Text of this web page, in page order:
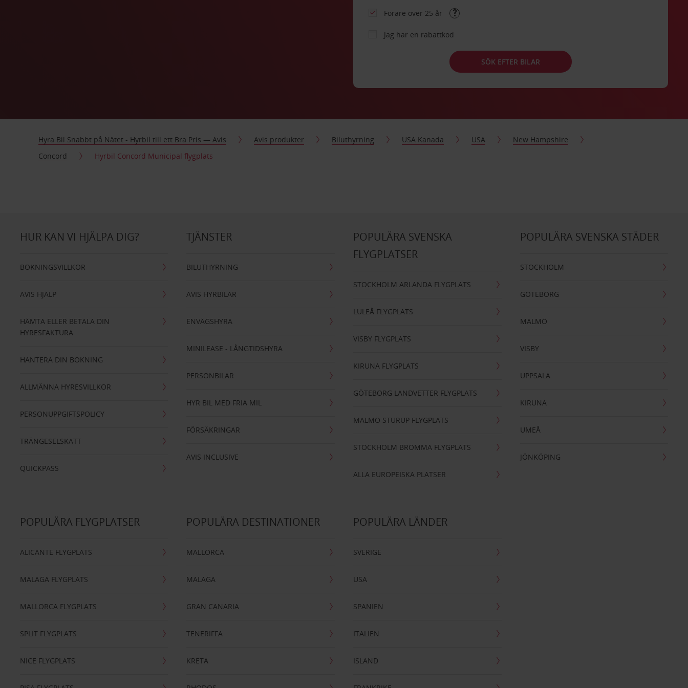
Förare över 25 år
Jag har en rabattkod
SÖK EFTER BILAR
Hyra Bil Snabbt på Nätet - Hyrbil till ett Bra Pris — Avis Avis produkter Biluthyrning USA Kanada USA
New Hampshire
Concord
Hyrbil Concord Municipal flygplats
HUR KAN VI HJÄLPA DIG?
BOKNINGSVILLKOR
AVIS HJÄLP
HÄMTA ELLER BETALA DIN
HYRESFAKTURA
HANTERA DIN BOKNING
ALLMÄNNA HYRESVILLKOR
PERSONUPPGIFTSPOLICY
TRÄNGESELSKATT
QUICKPASS
TJÄNSTER
BILUTHYRNING
AVIS HYRBILAR
ENVÄGSHYRA
MINILEASE - LÅNGTIDSHYRA
PERSONBILAR
HYR BIL MED FRIA MIL
FÖRSÄKRINGAR
AVIS INCLUSIVE
POPULÄRA SVENSKA
FLYGPLATSER
STOCKHOLM ARLANDA FLYGPLATS
LULEÅ FLYGPLATS
VISBY FLYGPLATS
KIRUNA FLYGPLATS
GÖTEBORG LANDVETTER FLYGPLATS
MALMÖ STURUP FLYGPLATS
STOCKHOLM BROMMA FLYGPLATS
ALLA EUROPEISKA PLATSER
POPULÄRA SVENSKA STÄDER
STOCKHOLM
GÖTEBORG
MALMÖ
VISBY
UPPSALA
KIRUNA
UMEÅ
JÖNKÖPING
POPULÄRA FLYGPLATSER
ALICANTE FLYGPLATS
MALAGA FLYGPLATS
MALLORCA FLYGPLATS
SPLIT FLYGPLATS
NICE FLYGPLATS
POPULÄRA DESTINATIONER
MALLORCA
MALAGA
GRAN CANARIA
TENERIFFA
KRETA
POPULÄRA LÄNDER
SVERIGE
USA
SPANIEN
ITALIEN
ISLAND